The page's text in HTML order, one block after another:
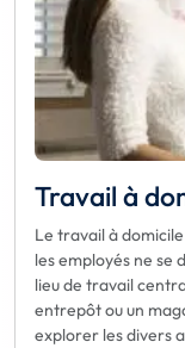
Travail à
Le travail à
les employés ne se
lieu de travail
entrepôt ou un
explorer les divers